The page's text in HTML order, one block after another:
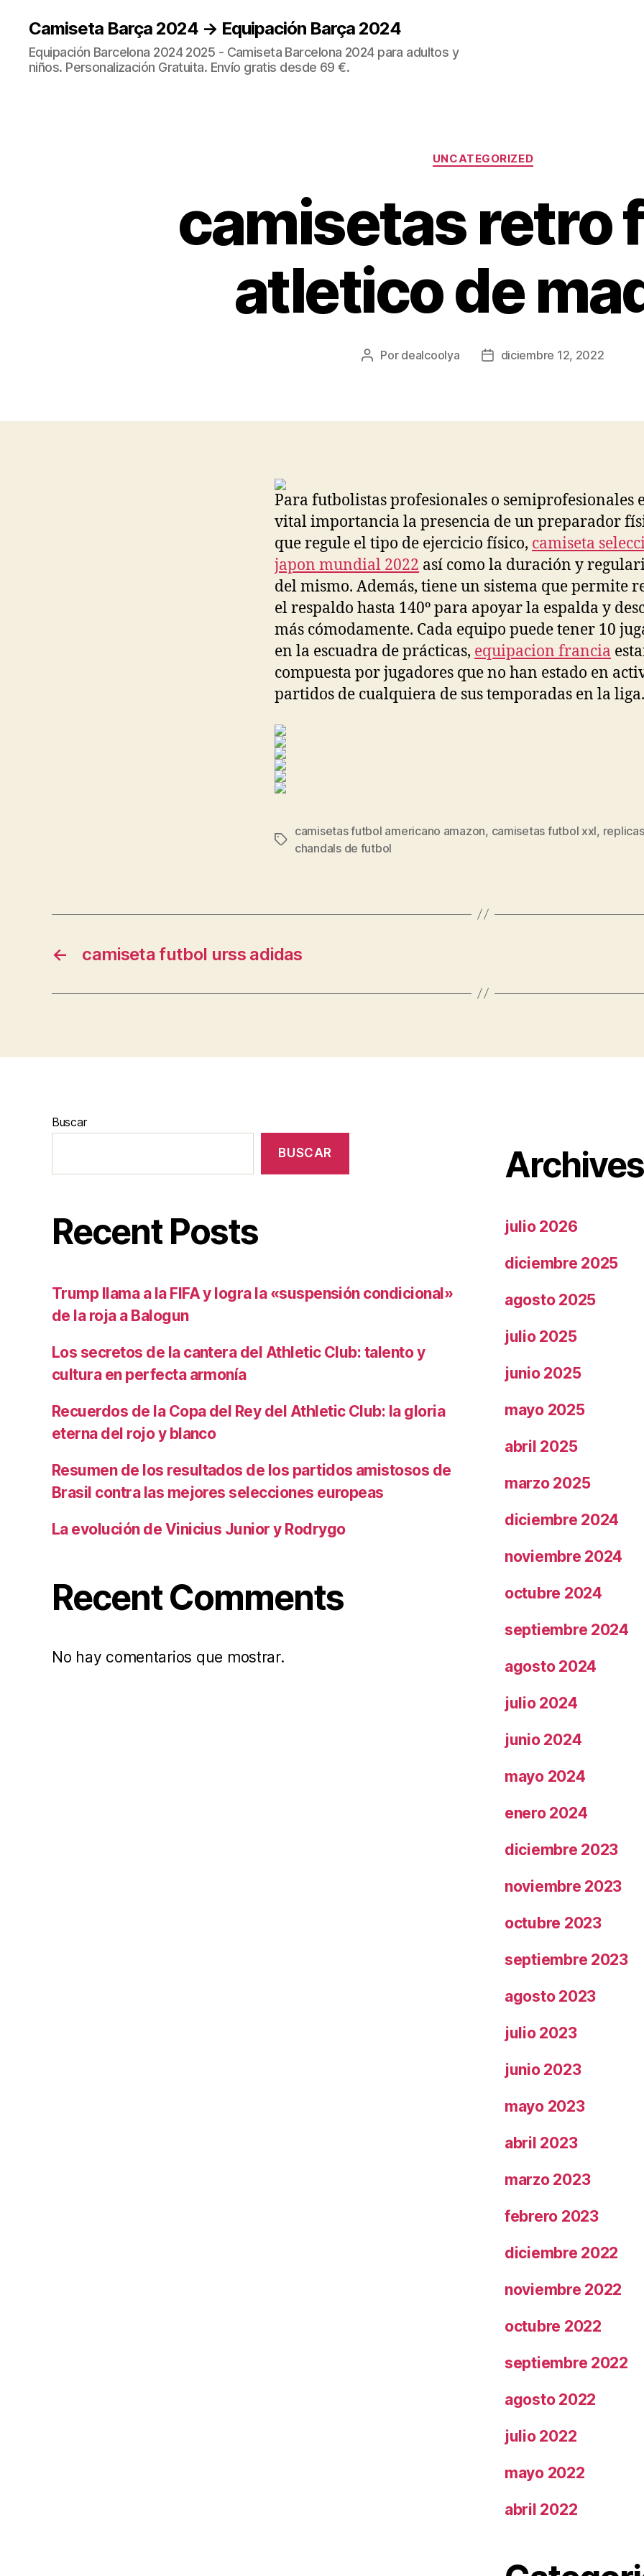
Camiseta Barça 2024 → Equipación Barça 2024
Equipación Barcelona 2024 2025 - Camiseta Barcelona 2024 para adultos y
niños. Personalización Gratuita. Envío gratis desde 69 €.
Categorías
UNCATEGORIZED
camisetas retro
atletico de
Autor
Por dealcoolya
Fechadiciembre 12, 2022
Para futbolistas profesionales o semiprofesionales
vital importancia la presencia de un preparador
que regule el tipo de ejercicio físico, camiseta
japon mundial 2022 así como la duración y
del mismo. Además, tiene un sistema que permite
el respaldo hasta 140º para apoyar la espalda y
más cómodamente. Cada equipo puede tener 10
en la escuadra de prácticas, equipacion francia
compuesta por jugadores que no han estado en
partidos de cualquiera de sus temporadas en la liga.
Etiquetas
camisetas futbol americano amazon, camisetas futbol xxl,
chandals de futbol
← camiseta futbol urss adidas
Buscar
BUSCAR
Recent Posts
Trump llama a la FIFA y logra la «suspensión condicional»
de la roja a Balogun
Los secretos de la cantera del Athletic Club: talento y
cultura en perfecta armonía
Recuerdos de la Copa del Rey del Athletic Club: la gloria
eterna del rojo y blanco
Resumen de los resultados de los partidos amistosos de
Brasil contra las mejores selecciones europeas
La evolución de Vinicius Junior y Rodrygo
Recent Comments
No hay comentarios que mostrar.
Archives
julio 2026
diciembre 2025
agosto 2025
julio 2025
junio 2025
mayo 2025
abril 2025
marzo 2025
diciembre 2024
noviembre 2024
octubre 2024
septiembre 2024
agosto 2024
julio 2024
junio 2024
mayo 2024
enero 2024
diciembre 2023
noviembre 2023
octubre 2023
septiembre 2023
agosto 2023
julio 2023
junio 2023
mayo 2023
abril 2023
marzo 2023
febrero 2023
diciembre 2022
noviembre 2022
octubre 2022
septiembre 2022
agosto 2022
julio 2022
mayo 2022
abril 2022